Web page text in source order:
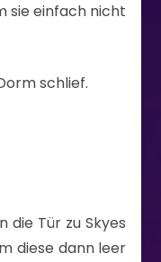
sie einfach nicht
schlief.
die Tür zu Skyes
diese dann leer